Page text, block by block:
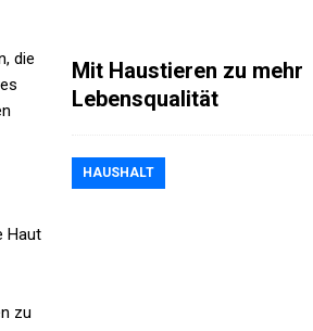
die
Haut
zu
Mit Haustieren zu mehr
Lebensqualität
HAUSHALT